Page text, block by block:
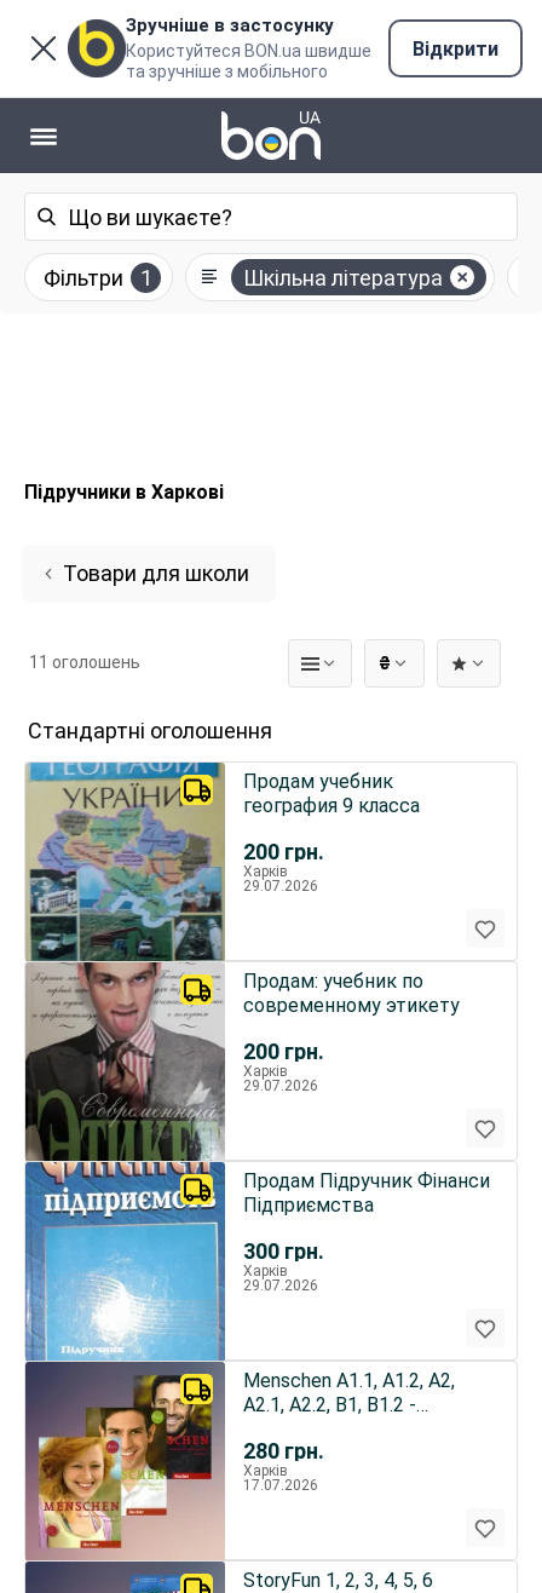
Зручніше в застосунку
Користуйтеся BON.ua швидше
та зручніше з мобільного
Відкрити
Фільтри 1 Шкільна література
Підручники в Харкові
Товари для школи
₴
11 оголошень
Стандартні оголошення
200 грн.
Продам учебник
география 9 класса
Харків
29.07.2026
200 грн.
Продам: учебник по
современному этикету
Харків
29.07.2026
300 грн.
Продам Підручник Фінанси
Підприємства
Харків
29.07.2026
280 грн.
Menschen A1.1, A1.2, А2,
A2.1, A2.2, B1, B1.2 -
Харків
17.07.2026
StoryFun 1, 2, 3, 4, 5, 6